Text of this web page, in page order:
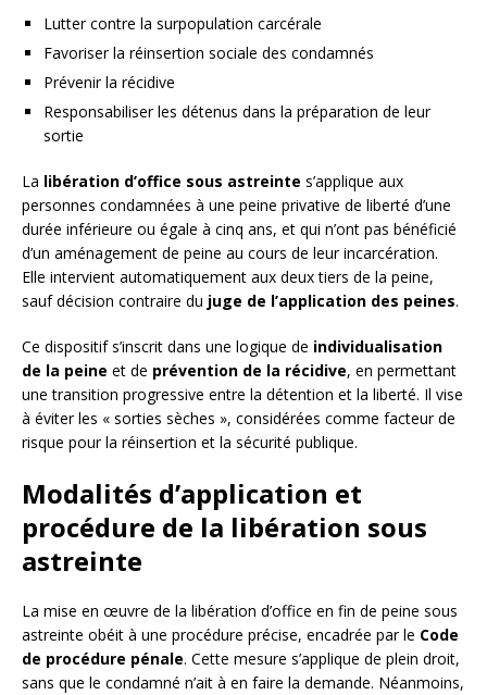
Lutter contre la surpopulation carcérale
Favoriser la réinsertion sociale des condamnés
Prévenir la récidive
Responsabiliser les détenus dans la préparation de leur
sortie
La libération d’office sous astreinte s’applique aux
personnes condamnées à une peine privative de liberté d’une
durée inférieure ou égale à cinq ans, et qui n’ont pas bénéficié
d’un aménagement de peine au cours de leur incarcération.
Elle intervient automatiquement aux deux tiers de la peine,
sauf décision contraire du juge de l’application des peines.
Ce dispositif s’inscrit dans une logique de individualisation
de la peine et de prévention de la récidive, en permettant
une transition progressive entre la détention et la liberté. Il vise
à éviter les « sorties sèches », considérées comme facteur de
risque pour la réinsertion et la sécurité publique.
Modalités d’application et
procédure de la libération sous
astreinte
La mise en œuvre de la libération d’office en fin de peine sous
astreinte obéit à une procédure précise, encadrée par le Code
de procédure pénale. Cette mesure s’applique de plein droit,
sans que le condamné n’ait à en faire la demande. Néanmoins,